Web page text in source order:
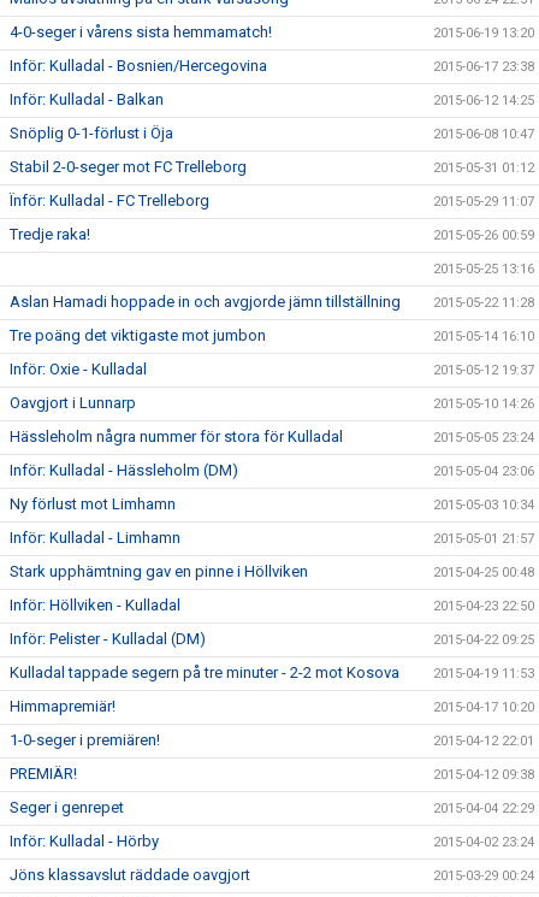
4-0-seger i vårens sista hemmamatch! 2015-06-19 13:20
Inför: Kulladal - Bosnien/Hercegovina 2015-06-17 23:38
Inför: Kulladal - Balkan 2015-06-12 14:25
Snöplig 0-1-förlust i Öja 2015-06-08 10:47
Stabil 2-0-seger mot FC Trelleborg 2015-05-31 01:12
Ïnför: Kulladal - FC Trelleborg 2015-05-29 11:07
Tredje raka! 2015-05-26 00:59
2015-05-25 13:16
Aslan Hamadi hoppade in och avgjorde jämn tillställning 2015-05-22 11:28
Tre poäng det viktigaste mot jumbon 2015-05-14 16:10
Inför: Oxie - Kulladal 2015-05-12 19:37
Oavgjort i Lunnarp 2015-05-10 14:26
Hässleholm några nummer för stora för Kulladal 2015-05-05 23:24
Inför: Kulladal - Hässleholm (DM) 2015-05-04 23:06
Ny förlust mot Limhamn 2015-05-03 10:34
Inför: Kulladal - Limhamn 2015-05-01 21:57
Stark upphämtning gav en pinne i Höllviken 2015-04-25 00:48
Inför: Höllviken - Kulladal 2015-04-23 22:50
Inför: Pelister - Kulladal (DM) 2015-04-22 09:25
Kulladal tappade segern på tre minuter - 2-2 mot Kosova 2015-04-19 11:53
Himmapremiär! 2015-04-17 10:20
1-0-seger i premiären! 2015-04-12 22:01
PREMIÄR! 2015-04-12 09:38
Seger i genrepet 2015-04-04 22:29
Inför: Kulladal - Hörby 2015-04-02 23:24
Jöns klassavslut räddade oavgjort 2015-03-29 00:24